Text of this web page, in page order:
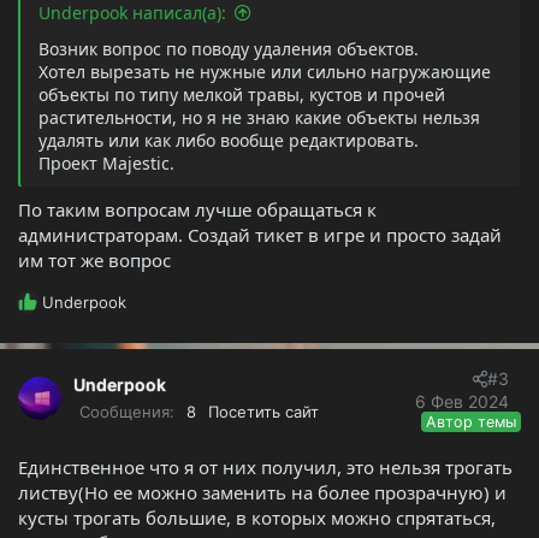
Underpook написал(а):
Возник вопрос по поводу удаления объектов.
Хотел вырезать не нужные или сильно нагружающие
объекты по типу мелкой травы, кустов и прочей
растительности, но я не знаю какие объекты нельзя
удалять или как либо вообще редактировать.
Проект Majestic.
По таким вопросам лучше обращаться к
администраторам. Создай тикет в игре и просто задай
им тот же вопрос
Р
а
ц
и
Underpook
Underpook
Сообщения 8 Посетить сайт
6 Фев 2024
#3
Автор темы
Единственное что я от них получил, это нельзя трогать
листву(Но ее можно заменить на более прозрачную) и
кусты трогать большие, в которых можно спрятаться,